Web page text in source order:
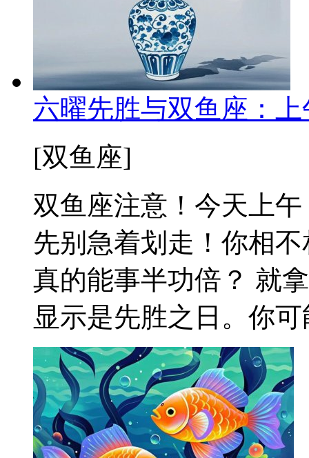
六曜先胜与双鱼座：
[双鱼座]
双鱼座注意！今天上
先别急着划走！你相
真的能事半功倍？ 就
显示是先胜之日。你